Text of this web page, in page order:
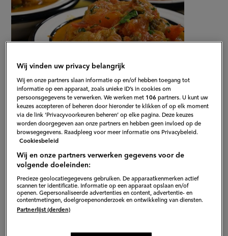
Gepubliceerd op: 09-06-16
Bewerkt op: 09-12-2022
Wij vinden uw privacy belangrijk
Wij en onze partners slaan informatie op en/of hebben toegang tot
informatie op een apparaat, zoals unieke ID’s in cookies om
persoonsgegevens te verwerken. We werken met 106 partners. U kunt uw
keuzes accepteren of beheren door hieronder te klikken of op elk moment
via de link ‘Privacyvoorkeuren beheren’ op elke pagina. Deze keuzes
worden doorgegeven aan onze partners en hebben geen invloed op de
browsegegevens. Raadpleeg voor meer informatie ons Privacybeleid.
Cookiesbeleid
Wij en onze partners verwerken gegevens voor de
volgende doeleinden:
Precieze geolocatiegegevens gebruiken. De apparaatkenmerken actief
scannen ter identificatie. Informatie op een apparaat opslaan en/of
openen. Gepersonaliseerde advertenties en content, advertentie- en
contentmetingen, doelgroepenonderzoek en ontwikkeling van diensten.
Partnerlijst (derden)